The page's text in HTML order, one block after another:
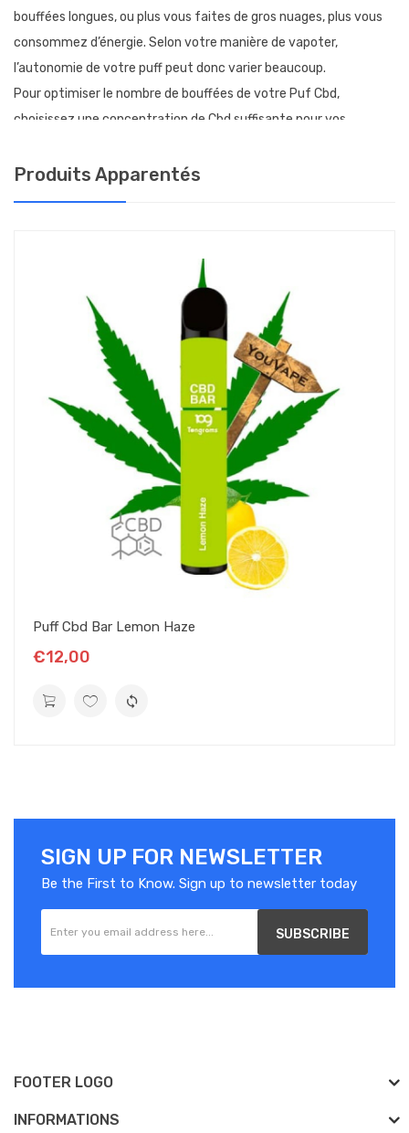
bouffées longues, ou plus vous faites de gros nuages, plus vous
consommez d’énergie. Selon votre manière de vapoter,
l’autonomie de votre puff peut donc varier beaucoup.
Pour optimiser le nombre de bouffées de votre Puf Cbd,
choisissez une concentration de Cbd suffisante pour vos
Produits Apparentés
Puff Cbd Bar Lemon Haze
€12,00
SIGN UP FOR NEWSLETTER
Be the First to Know. Sign up to newsletter today
SUBSCRIBE
FOOTER LOGO
INFORMATIONS